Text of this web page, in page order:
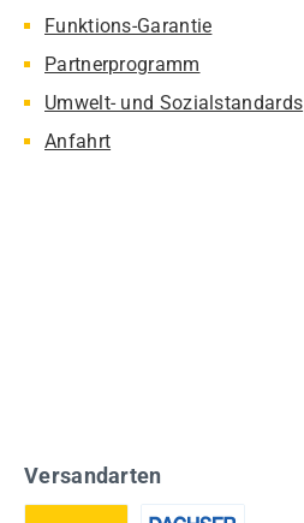
Funktions-Garantie
Partnerprogramm
Umwelt- und Sozialstandards
Anfahrt
Versandarten